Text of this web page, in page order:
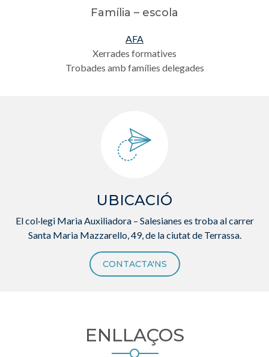
Família – escola
AFA
Xerrades formatives
Trobades amb famílies delegades
UBICACIÓ
El col·legi Maria Auxiliadora – Salesianes es troba al carrer
Santa Maria Mazzarello, 49, de la ciutat de Terrassa.
CONTACTA'NS
ENLLAÇOS